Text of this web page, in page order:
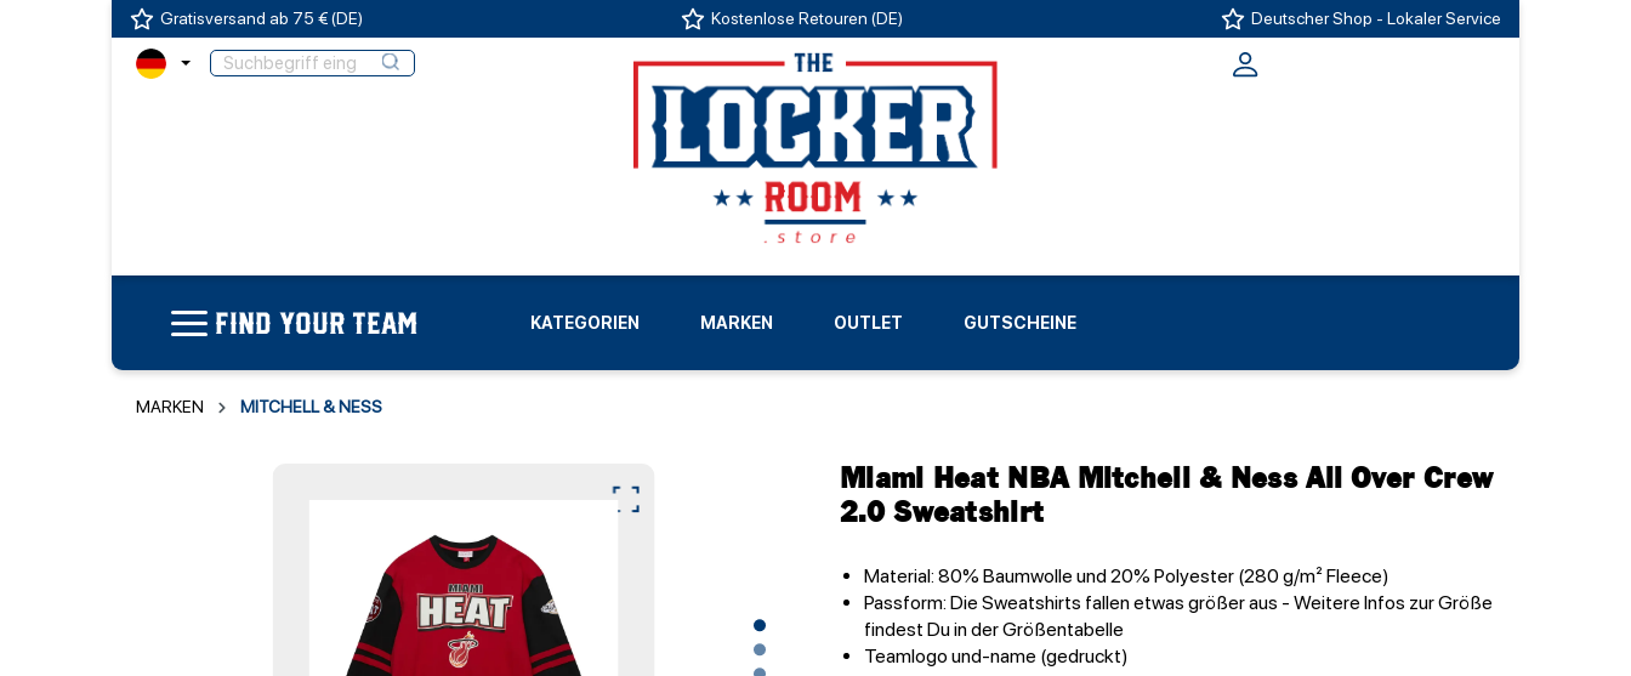
Gratisversand ab 75 € (DE) Kostenlose Retouren (DE) Deutscher Shop - Lokaler Service
FIND YOUR TEAM KATEGORIEN MARKEN
LIGEN
OUTLET GUTSCHEINE
MARKEN MITCHELL & NESS
Miami Heat NBA Mitchell & Ness All Over Crew
2.0 Sweatshirt
Material: 80% Baumwolle und 20% Polyester (280 g/m² Fleece)
Passform: Die Sweatshirts fallen etwas größer aus - Weitere Infos zur Größe
findest Du in der Größentabelle
Teamlogo und-name (gedruckt)